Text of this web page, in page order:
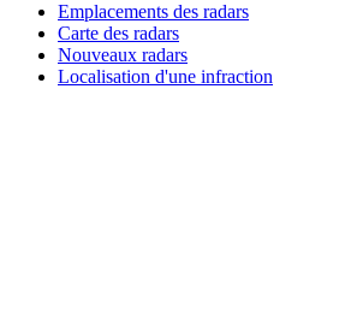
Emplacements des radars
Carte des radars
Nouveaux radars
Localisation d'une infraction